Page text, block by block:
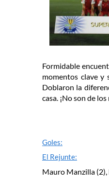
Formidable
momentos clave y
Doblaron la
casa. ¡No son de
Goles:
El Rejunte:
Mauro Manzilla (2),